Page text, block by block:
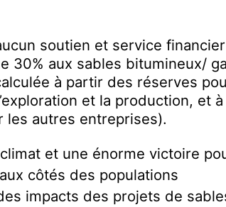
soutien et service
30% aux sables bitumineux/
à partir des réserves
et la production, et à
les autres entreprises).
et une énorme victoire
côtés des populations
impacts des projets de